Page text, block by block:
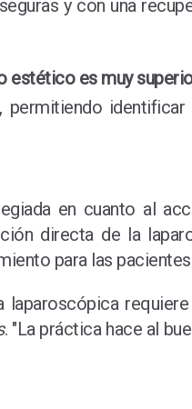
y con una
estético es muy
, permitiendo
en cuanto al
directa de la
para las
laparoscópica
. "La práctica hace al